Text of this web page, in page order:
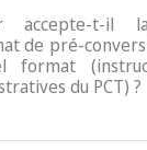
accepte-t-il
de pré-
format
du PCT) ?